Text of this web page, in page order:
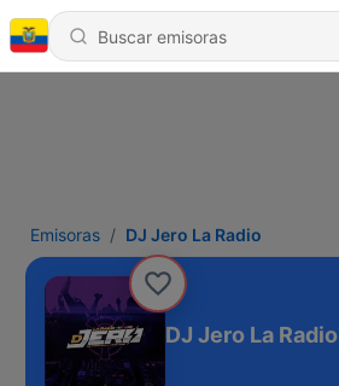
Emisoras DJ Jero La Radio
DJ Jero La Radio